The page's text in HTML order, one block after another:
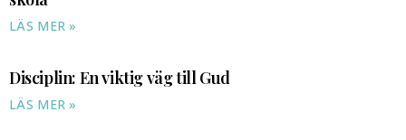
LÄS MER »
Disciplin: En viktig väg till Gud
LÄS MER »